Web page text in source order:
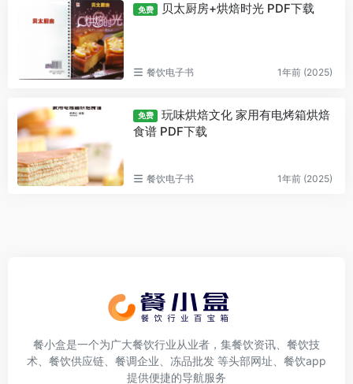
免费 贝太厨房+烘焙时光 PDF下载
餐饮电子书 1年前 (2025)
免费
玩味烘焙文化 家用有电烤箱烘焙
食谱 PDF下载
餐饮电子书 1年前 (2025)
餐小盒是一个为广大餐饮行业从业者，集餐饮资讯、餐饮技
术、餐饮供应链、餐调企业、冻品批发 等头部网址、餐饮app
提供便捷的导航服务